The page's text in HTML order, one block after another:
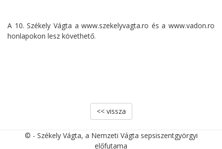
A 10. Székely Vágta a www.szekelyvagta.ro és a www.vadon.ro
honlapokon lesz követhető.
<< vissza
© - Székely Vágta, a Nemzeti Vágta sepsiszentgyörgyi
előfutama